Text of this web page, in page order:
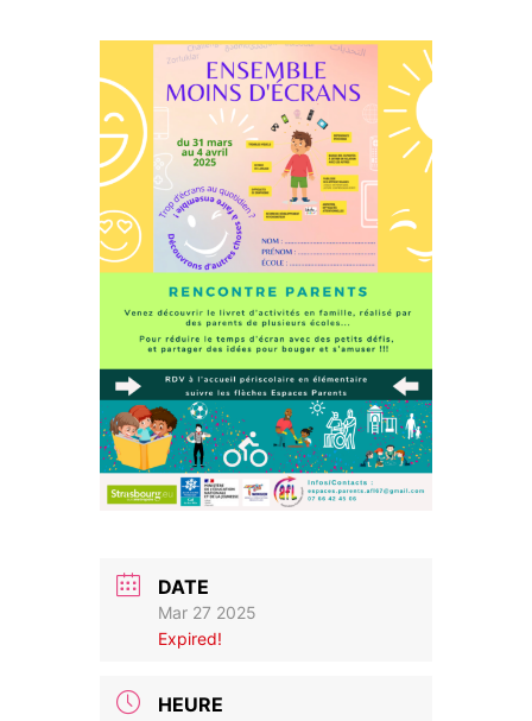
DATE
Mar 27 2025
Expired!
HEURE